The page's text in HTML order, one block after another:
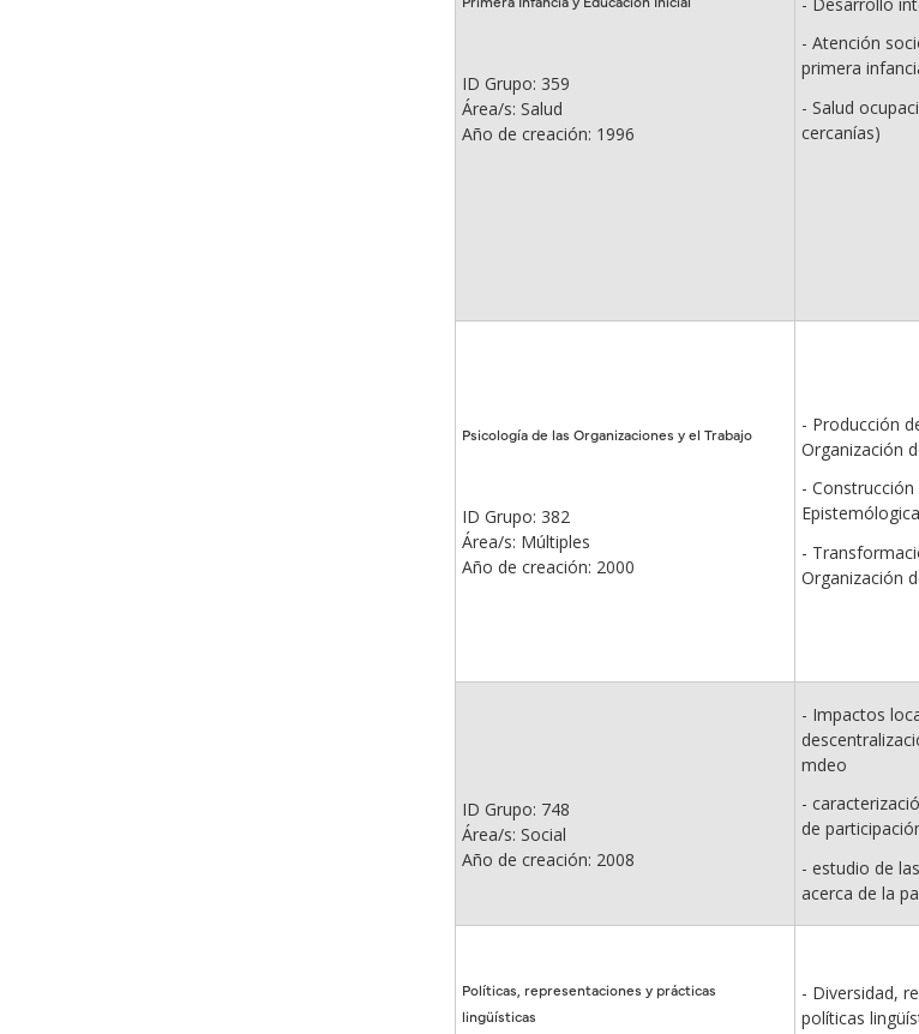
ID Grupo: 359
Área/s: Salud
Año de creación: 1996
- Atención
primera
- Salud
cercanías)
Psicología de las Organizaciones y el Trabajo
ID Grupo: 382
Área/s: Múltiples
Año de creación: 2000
- Producción
Organización
-
-
Organización
ID Grupo: 748
Área/s: Social
Año de creación: 2008
- Impactos
mdeo
-
de
- estudio de
acerca de la
Políticas, representaciones y prácticas
lingüísticas
- Diversidad,
políticas